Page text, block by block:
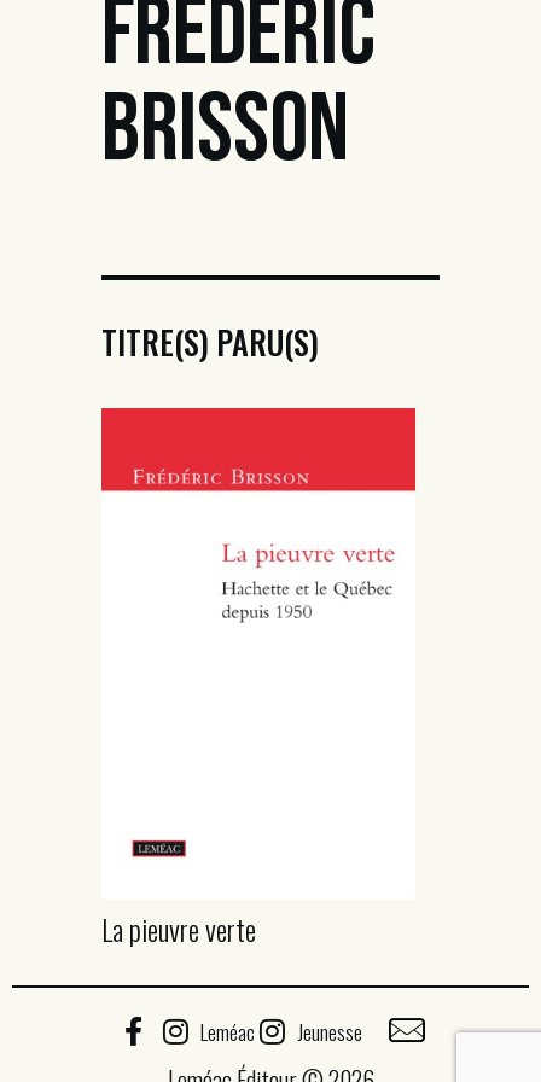
FRÉDÉRIC
BRISSON
TITRE(S) PARU(S)
La pieuvre verte
Leméac Jeunesse